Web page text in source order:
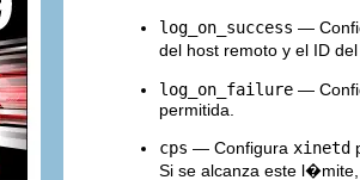
log_on_success —
del host remoto y el ID
log_on_failure —
permitida.
cps — Configura xinetd
Si se alcanza este